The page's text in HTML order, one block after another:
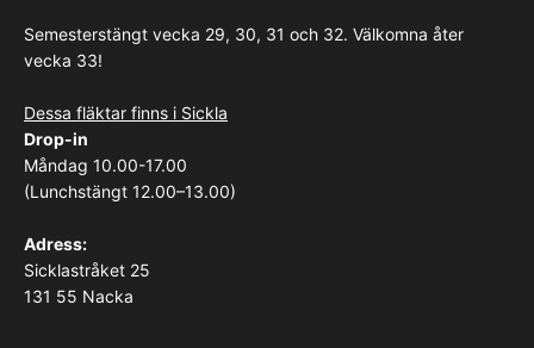
Semesterstängt vecka 29, 30, 31 och 32. Välkomna åter
vecka 33!
Dessa fläktar finns i Sickla
Drop-in
Måndag 10.00-17.00
(Lunchstängt 12.00–13.00)
Adress:
Sicklastråket 25
131 55 Nacka